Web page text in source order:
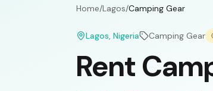
Home/Lagos/Camping Gear
Lagos, Nigeria Camping Gear
Rent